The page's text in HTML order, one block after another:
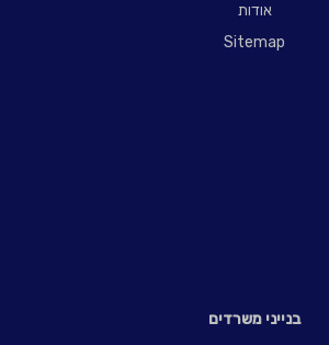
אודות
Sitemap
בנייני משרדים